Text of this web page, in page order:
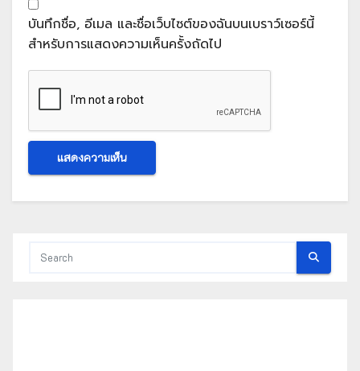
บันทึกชื่อ, อีเมล และชื่อเว็บไซต์ของฉันบนเบราว์เซอร์นี้
สำหรับการแสดงความเห็นครั้งถัดไป